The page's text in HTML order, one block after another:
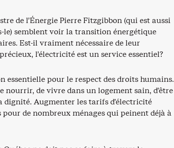
de l’Énergie Pierre Fitzgibbon (qui est aussi
le) semblent voir la transition énergétique
Est-il vraiment nécessaire de leur
l’électricité est un service essentiel?
essentielle pour le respect des droits humains.
nourrir, de vivre dans un logement sain, d’être
dignité. Augmenter les tarifs d’électricité
pour de nombreux ménages qui peinent déjà à